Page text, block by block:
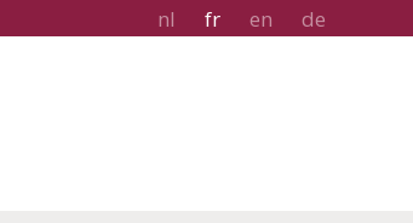
nl fr en de